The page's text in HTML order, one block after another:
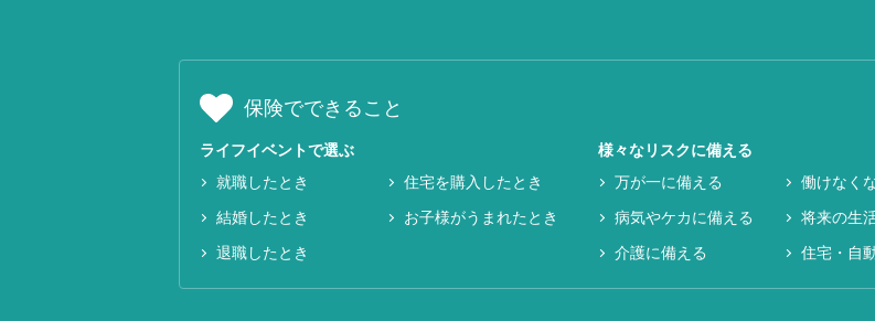
保険でできること
ライフイベントで選ぶ
就職したとき
住宅を購入したとき
結婚したとき
お子様がうまれたとき
退職したとき
様々なリスクに備える
万が一に備える
働けなく
病気やケカに備える
将来の生
介護に備える
住宅・自